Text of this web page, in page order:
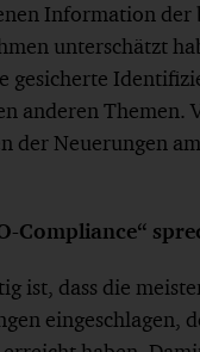
Information
unterschätzt
gesicherte
anderen Themen.
der Neuerungen
Compliance“
ist, dass die
eingeschlagen,